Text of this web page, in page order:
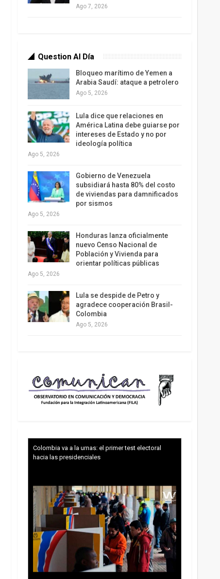
Ago 7, 2026
Question Al Día
Bloqueo marítimo de Yemen a
Arabia Saudí: ataque a petrolero
Ago 5, 2026
Lula dice que relaciones en
América Latina debe guiarse por
intereses de Estado y no por
ideología política
Ago 5, 2026
Gobierno de Venezuela
subsidiará hasta 80% del costo
de viviendas para damnificados
por sismos
Ago 5, 2026
Honduras lanza oficialmente
nuevo Censo Nacional de
Población y Vivienda para
orientar políticas públicas
Ago 5, 2026
Lula se despide de Petro y
agradece cooperación Brasil-
Colombia
Ago 5, 2026
Colombia va a la urnas: el primer test electoral
hacia las presidenciales